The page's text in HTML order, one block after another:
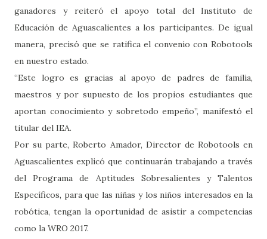
ganadores y reiteró el apoyo total del Instituto de
Educación de Aguascalientes a los participantes. De igual
manera, precisó que se ratifica el convenio con Robotools
en nuestro estado.
“Este logro es gracias al apoyo de padres de familia,
maestros y por supuesto de los propios estudiantes que
aportan conocimiento y sobretodo empeño”, manifestó el
titular del IEA.
Por su parte, Roberto Amador, Director de Robotools en
Aguascalientes explicó que continuarán trabajando a través
del Programa de Aptitudes Sobresalientes y Talentos
Específicos, para que las niñas y los niños interesados en la
robótica, tengan la oportunidad de asistir a competencias
como la WRO 2017.